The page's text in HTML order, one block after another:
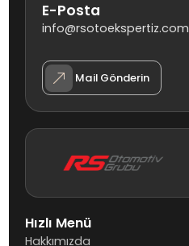
E-Posta
info@rsotoekspertiz.com
Mail Gönderin
Hızlı Menü
Hakkımızda